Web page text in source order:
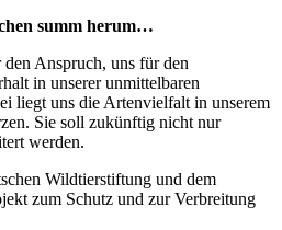
summ herum…
Anspruch, uns für den
in unserer unmittelbaren
liegt uns die Artenvielfalt in unserem
Sie soll zukünftig nicht nur
werden.
Wildtierstiftung und dem
zum Schutz und zur Verbreitung